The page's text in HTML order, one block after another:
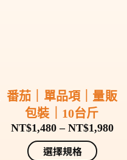
番茄｜單品項｜量販
包裝｜10台斤
NT$1,480 – NT$1,980
選擇規格